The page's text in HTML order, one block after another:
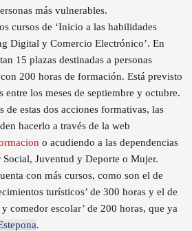
más vulnerables.
cursos de ‘Inicio a las habilidades
Digital y Comercio Electrónico’. En
15 plazas destinadas a personas
200 horas de formación. Está previsto
entre los meses de septiembre y octubre.
de estas dos acciones formativas, las
hacerlo a través de la web
o acudiendo a las dependencias
Juventud y Deporte o Mujer.
con más cursos, como son el de
turísticos’ de 300 horas y el de
comedor escolar’ de 200 horas, que ya
.